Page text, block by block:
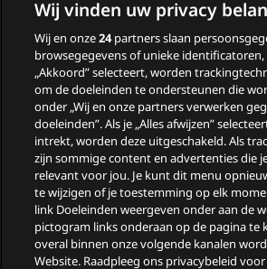
Liefde 2026
Nieuwe tv programma’s
in augustus
Wie zijn de gasten van
Zomergasten?
Woeste Grond
Wij vinden uw privacy
Wij en onze24partners slaan
browsegegevens of unieke identificatoren,
„Akkoord” selecteert, worden
om de doeleinden te ondersteunen die
onder „Wij en onze partners verwerken
doeleinden”. Als je „Alles afwijzen”
intrekt, worden deze uitgeschakeld. Als
zijn sommige content en advertenties die
relevant voor jou. Je kunt dit menu
te wijzigen of je toestemming op elk
link Doeleinden weergeven onder aan de
pictogram links onderaan op de pagina te
overal binnen onze volgende kanalen
Website. Raadpleeg ons privacybeleid